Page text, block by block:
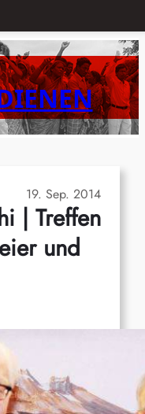
19. Sep. 2014
| Treffen
und